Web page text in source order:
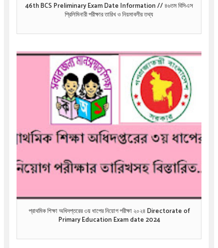
46th BCS Preliminary Exam Date Information // ৪৬তম বিসিএস
প্রিলিমিনারী পরীক্ষার তারিখ ও নিয়মাবলীর তথ্য
প্রাথমিক শিক্ষা অধিদপ্তরের ৩য় ধাপের নিয়োগ পরীক্ষা ২০২৪ Directorate of
Primary Education Exam date 2024